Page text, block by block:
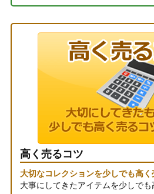
高く売るコツ
大切なコレクションを少しでも高
大事にしてきたアイテムを少しで